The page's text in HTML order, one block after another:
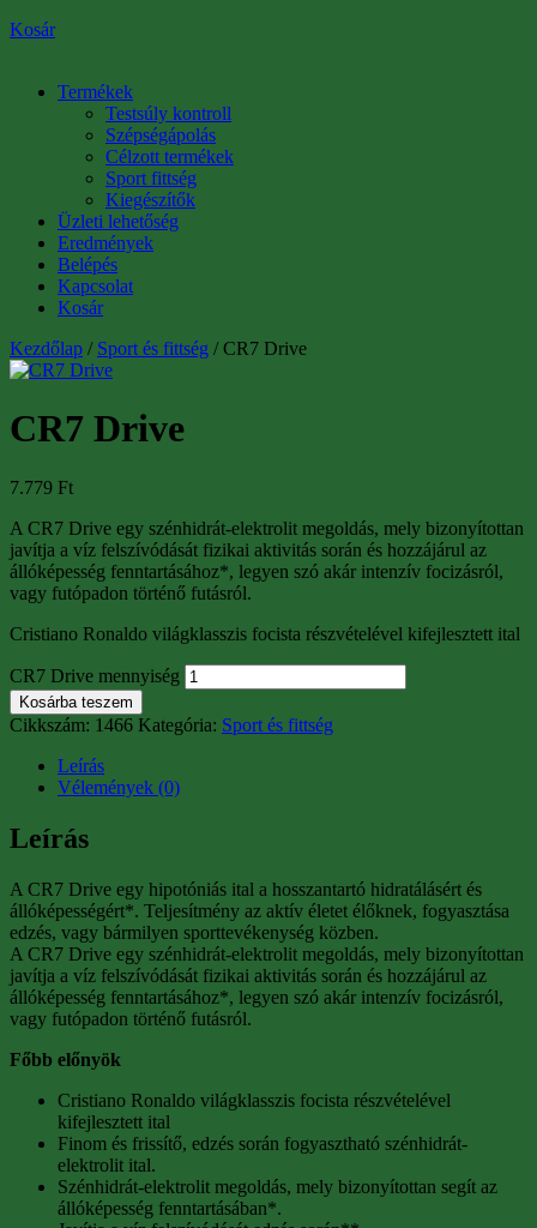
Kosár
Termékek
Testsúly kontroll
Szépségápolás
Célzott termékek
Sport fittség
Kiegészítők
Üzleti lehetőség
Eredmények
Belépés
Kapcsolat
Kosár
Kezdőlap / Sport és fittség / CR7 Drive
CR7 Drive
7.779 Ft
A CR7 Drive egy szénhidrát-elektrolit megoldás, mely bizonyítottan
javítja a víz felszívódását fizikai aktivitás során és hozzájárul az
állóképesség fenntartásához*, legyen szó akár intenzív focizásról,
vagy futópadon történő futásról.
Cristiano Ronaldo világklasszis focista részvételével kifejlesztett ital
CR7 Drive mennyiség
Kosárba teszem
Cikkszám: 1466 Kategória: Sport és fittség
Leírás
Vélemények (0)
Leírás
A CR7 Drive egy hipotóniás ital a hosszantartó hidratálásért és
állóképességért*. Teljesítmény az aktív életet élőknek, fogyasztása
edzés, vagy bármilyen sporttevékenység közben.
A CR7 Drive egy szénhidrát-elektrolit megoldás, mely bizonyítottan
javítja a víz felszívódását fizikai aktivitás során és hozzájárul az
állóképesség fenntartásához*, legyen szó akár intenzív focizásról,
vagy futópadon történő futásról.
Főbb előnyök
Cristiano Ronaldo világklasszis focista részvételével
kifejlesztett ital
Finom és frissítő, edzés során fogyasztható szénhidrát-
elektrolit ital.
Szénhidrát-elektrolit megoldás, mely bizonyítottan segít az
állóképesség fenntartásában*.